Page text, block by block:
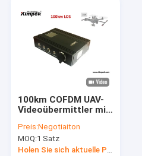
100km COFDM UAV-
Videoübermittler mit
Preis:Negotiaiton
MOQ:1 Satz
Holen Sie sich aktuelle Preis